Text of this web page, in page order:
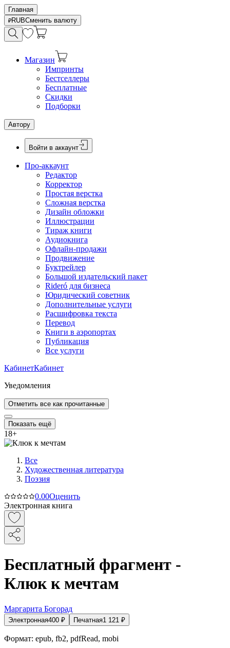
Главная
RUBСменить валюту
Магазин
Импринты
Бестселлеры
Бесплатные
Скидки
Подборки
Автору
Войти в аккаунт
Про-аккаунт
Редактор
Корректор
Простая верстка
Сложная верстка
Дизайн обложки
Иллюстрации
Тираж книги
Аудиокнига
Офлайн-продажи
Продвижение
Буктрейлер
Большой издательский пакет
Rideró для бизнеса
Юридический советник
Дополнительные услуги
Расшифровка текста
Перевод
Книги в аэропортах
Публикация
Все услуги
КабинетКабинет
Уведомления
Отметить все как прочитанные
Показать ещё
18+
Все
Художественная литература
Поэзия
0.00Оценить
Электронная книга
Бесплатный фрагмент -
Клюк к мечтам
Маргарита Богорад
Электронная400 ₽ Печатная1 121 ₽
Формат: epub, fb2, pdfRead, mobi